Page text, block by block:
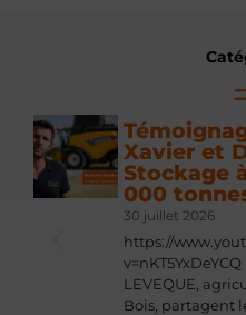
Xavier et
Stockage
000
30 juillet 2026
https://
LEVEQUE,
Bois, partagent